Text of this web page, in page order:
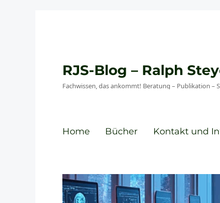
RJS-Blog – Ralph
Fachwissen, das ankommt! Beratung – Publikation –
Home Bücher Kontakt und